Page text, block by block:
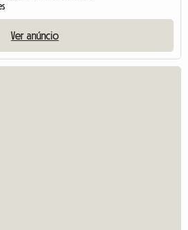
Ver anúncio